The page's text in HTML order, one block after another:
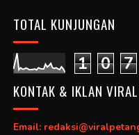
TOTAL KUNJUNGAN
1 0 7
KONTAK & IKLAN
Email: